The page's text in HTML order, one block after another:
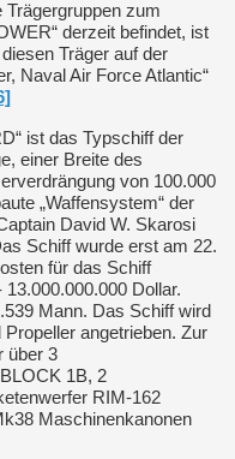
zum
derzeit befindet, ist
Träger auf der
Naval Air Force Atlantic“
ist das Typschiff der
einer Breite des
von 100.000
„Waffensystem“ der
David W. Skarosi
Schiff wurde erst am 22.
für das Schiff
Dollar.
Mann. Das Schiff wird
angetrieben. Zur
über 3
1B, 2
RIM-162
Maschinenkanonen